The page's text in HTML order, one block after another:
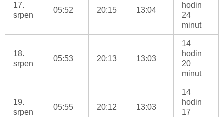
17.
srpen
05:52 20:15 13:04
hodin
24
minut
18.
srpen
05:53 20:13 13:03
14
hodin
20
minut
19.
srpen
05:55 20:12 13:03
14
hodin
17